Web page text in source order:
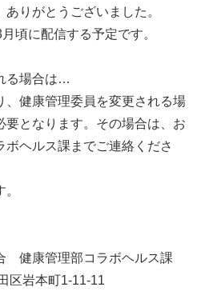
りがとうございました。
頃に配信する予定です。
る場合は…
、健康管理委員を変更される場
要となります。その場合は、お
ヘルス課までご連絡くださ
健康管理部コラボヘルス課
区岩本町1-11-11